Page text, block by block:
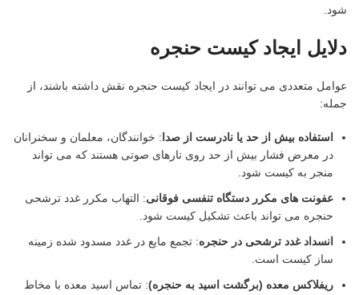
شود.
دلایل ایجاد کیست حنجره
عوامل متعددی می توانند در ایجاد کیست حنجره نقش داشته باشند، از
جمله:
استفاده بیش از حد یا نادرست از صدا : خوانندگان، معلمان و سخنرانان
در معرض فشار بیش از حد روی تارهای صوتی هستند که می تواند
منجر به کیست شود.
عفونت های مکرر دستگاه تنفسی فوقانی: التهاب مکرر غدد ترشحی
حنجره می تواند باعث تشکیل کیست شود.
انسداد غدد ترشحی در حنجره: تجمع مایع در غدد مسدود شده زمینه
ساز کیست است.
ریفلاکس معده (برگشت اسید به حنجره): تماس اسید معده با مخاط